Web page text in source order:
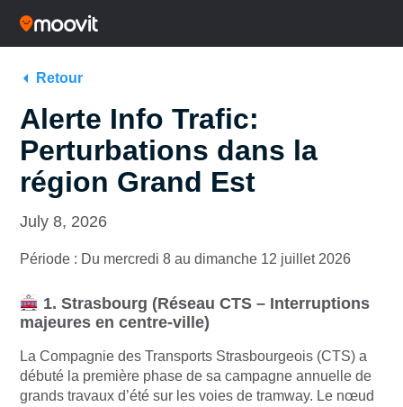
Retour
Alerte Info Trafic:
Perturbations dans la
région Grand Est
July 8, 2026
Période : Du mercredi 8 au dimanche 12 juillet 2026
1. Strasbourg (Réseau CTS – Interruptions
majeures en centre-ville)
La Compagnie des Transports Strasbourgeois (CTS) a
débuté la première phase de sa campagne annuelle de
grands travaux d’été sur les voies de tramway. Le nœud